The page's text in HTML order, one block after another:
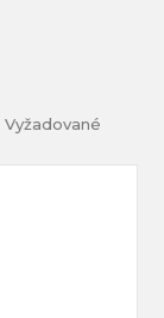
Vyžadované